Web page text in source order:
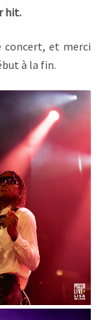
hit.
concert, et merci
à la fin.